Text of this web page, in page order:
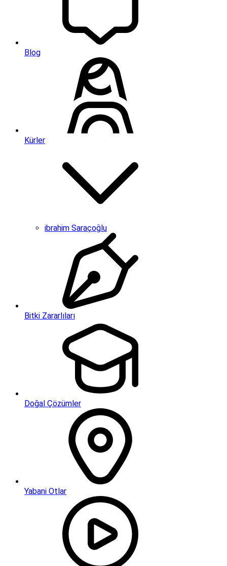
Blog
Kürler
ibrahim Saraçoğlu
Bitki Zararlıları
Doğal Çözümler
Yabani Otlar